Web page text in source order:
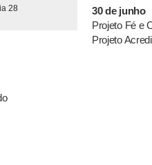
28
30 de junho
Projeto Fé e
Projeto